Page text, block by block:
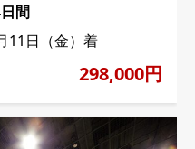
間
11日（金）着
298,000円